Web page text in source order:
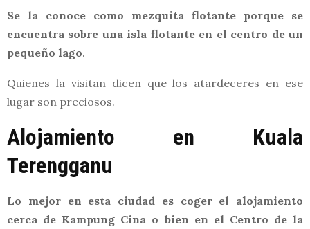
Se la conoce como mezquita flotante porque se
encuentra sobre una isla flotante en el centro de un
pequeño lago.
Quienes la visitan dicen que los atardeceres en ese
lugar son preciosos.
Alojamiento en Kuala
Terengganu
Lo mejor en esta ciudad es coger el alojamiento
cerca de Kampung Cina o bien en el Centro de la